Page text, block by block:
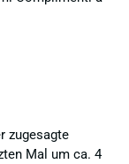
zugesagte
Mal um ca. 4